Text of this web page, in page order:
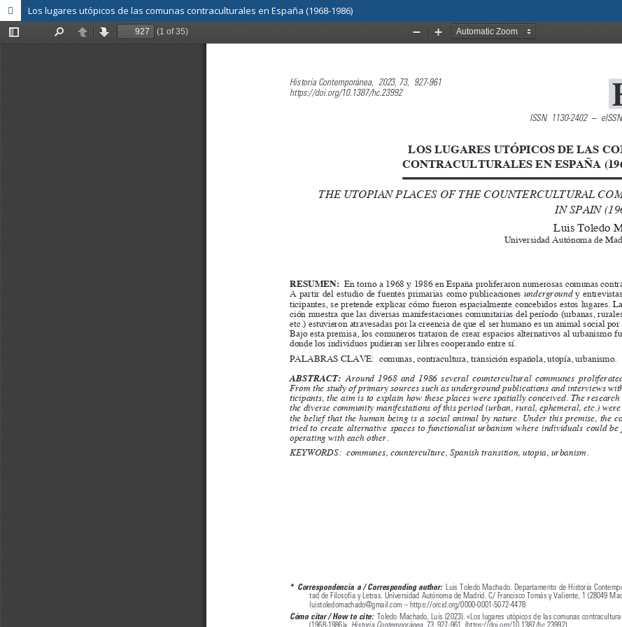
Los lugares utópicos de las comunas contraculturales en España (1968-1986)